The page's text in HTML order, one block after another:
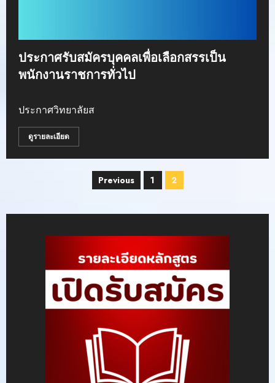
ประกาศรับสมัครบุคคลเพื่อเลือกสรรเป็น
พนักงานราชการทั่วไป
ประกาศวิทยาลัยส
ดูรายละเอียด
Previous 1 2